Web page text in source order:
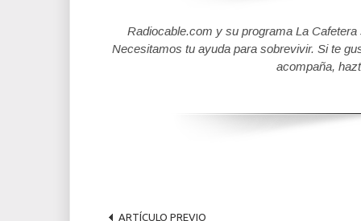
Radiocable.com y su programa La
Necesitamos tu ayuda para sobrevivir. Si te
acompaña,
ARTÍCULO PREVIO